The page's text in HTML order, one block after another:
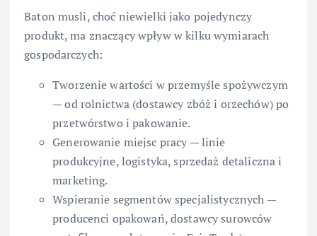
Baton musli, choć niewielki jako pojedynczy
produkt, ma znaczący wpływ w kilku wymiarach
gospodarczych:
Tworzenie wartości w przemyśle spożywczym
— od rolnictwa (dostawcy zbóż i orzechów) po
przetwórstwo i pakowanie.
Generowanie miejsc pracy — linie
produkcyjne, logistyka, sprzedaż detaliczna i
marketing.
Wspieranie segmentów specjalistycznych —
producenci opakowań, dostawcy surowców